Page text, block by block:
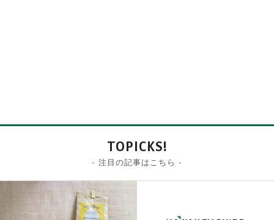
TOPICKS!
- 注目の記事はこちら -